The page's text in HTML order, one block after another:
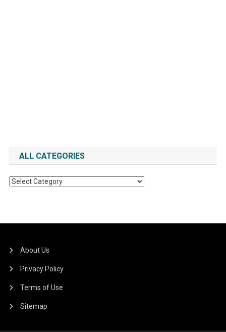
ALL CATEGORIES
All
About Us
Privacy Policy
Terms of Use
Sitemap